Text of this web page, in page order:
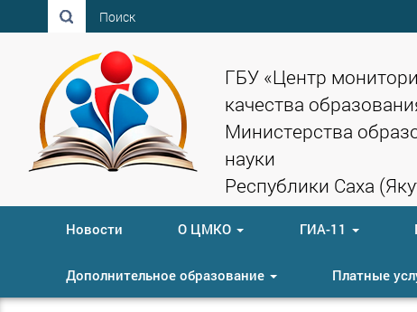
Поиск
ГБУ «Центр
качества
Министерства
науки
Республики Саха
Новости О ЦМКО ГИА-11
Дополнительное образование Платные